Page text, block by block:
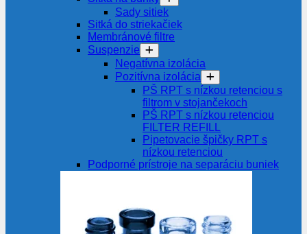
Sady sitiek
Sitká do striekačiek
Membránové filtre
Suspenzie
Negatívna izolácia
Pozitívna izolácia
PŠ RPT s nízkou retenciou s
filtrom v stojančekoch
PŠ RPT s nízkou retenciou
FILTER REFILL
Pipetovacie špičky RPT s
nízkou retenciou
Podporné prístroje na separáciu buniek